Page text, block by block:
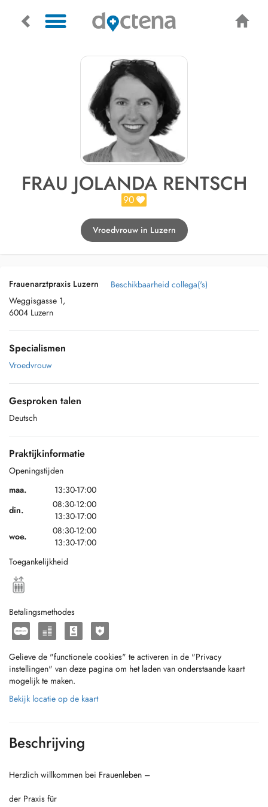
FRAU JOLANDA RENTSCH
90
Vroedvrouw in Luzern
Frauenarztpraxis Luzern
Weggisgasse 1,
6004 Luzern
Beschikbaarheid collega('s)
Specialismen
Vroedvrouw
Gesproken talen
Deutsch
Praktijkinformatie
Openingstijden
maa.
13:30-17:00
din.
08:30-12:00
13:30-17:00
woe.
08:30-12:00
13:30-17:00
Toegankelijkheid
Betalingsmethodes
Gelieve de "functionele cookies" te activeren in de "Privacy
instellingen" van deze pagina om het laden van onderstaande kaart
mogelijk te maken.
Bekijk locatie op de kaart
Beschrijving
Herzlich willkommen bei Frauenleben –
der Praxis für